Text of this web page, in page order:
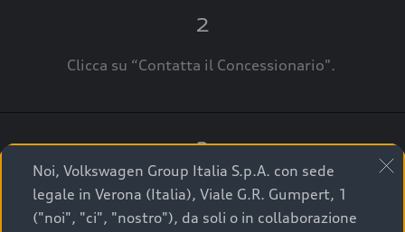
2
Clicca su “Contatta il Concessionario".
3
A breve verrai ricontattato dal Customer Care
Audi Center o direttamente dal Concessionario
Noi, Volkswagen Group Italia S.p.A. con sede
legale in Verona (Italia), Viale G.R. Gumpert, 1
("noi", "ci", "nostro"), da soli o in collaborazione